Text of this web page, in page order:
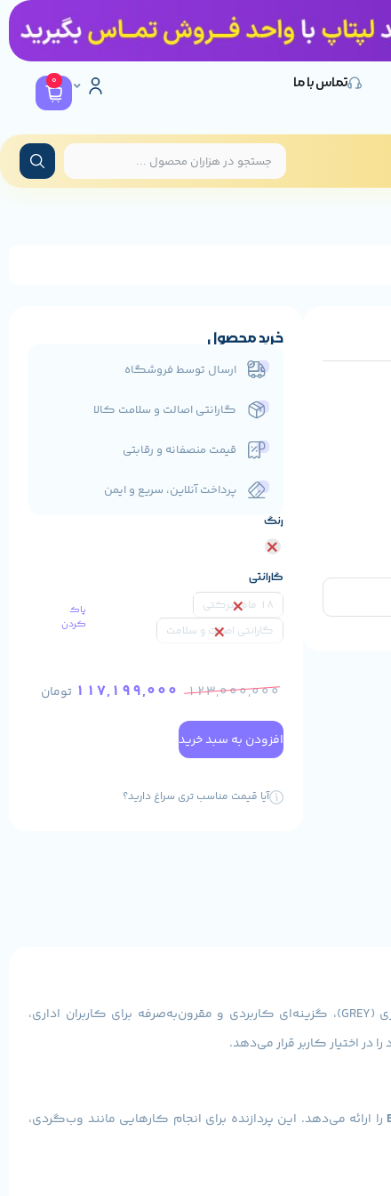
تماس با ما 0
خرید محصول
ارسال توسط فروشگاه
گارانتی اصالت و سلامت کالا
قیمت منصفانه و رقابتی
پرداخت آنلاین، سریع و ایمن
رنگ
گارانتی
18 ماه شرکتی
گارانتی اصالت و سلامت
پاک
کردن
123,000,000
117,199,000 تومان
افزودن به سبد خرید
آیا قیمت مناسب تری سراغ دارید؟
با بهره‌گیری از پردازنده نسل سیزدهم اینتل، طراحی شیک و رنگ خاص خاکستری (GREY)، گزینه‌ای کاربردی و مقرون‌به‌صرفه برای کاربران اداری،
را ارائه می‌دهد. این پردازنده برای انجام کارهایی مانند وب‌گردی،